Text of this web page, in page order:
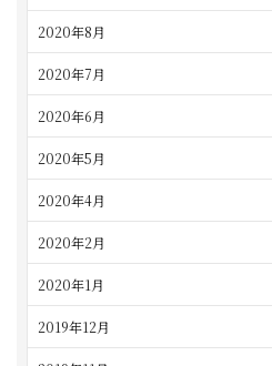
2020年8月
2020年7月
2020年6月
2020年5月
2020年4月
2020年2月
2020年1月
2019年12月